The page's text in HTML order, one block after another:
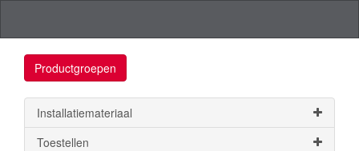
Productgroepen
Installatiemateriaal
Toestellen